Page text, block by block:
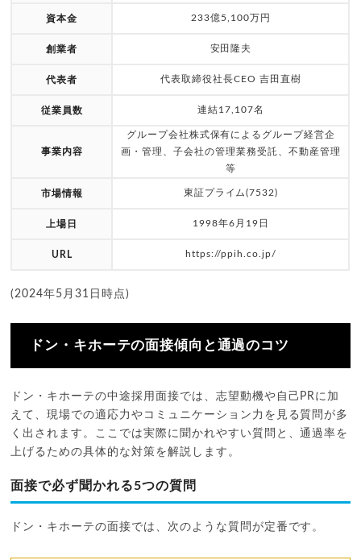
資本金 233億5,100万円
創業者 安田隆夫
代表者 代表取締役社長CEO 吉田直樹
従業員数 連結17,107名
事業内容
グループ会社株式保有によるグループ経営企
画・管理、子会社の管理業務受託、不動産管理
等
市場情報 東証プライム(7532)
上場日 1998年6月19日
URL https://ppih.co.jp/
(2024年5月31日時点)
ドン・キホーテの面接傾向と通過のコツ
ドン・キホーテの中途採用面接では、志望動機や自己PRに加
えて、現場での適応力やコミュニケーション力を見る質問が多
く出されます。ここでは実際に聞かれやすい質問と、通過率を
上げるための具体的な対策を解説します。
面接で必ず聞かれる5つの質問
ドン・キホーテの面接では、次のような質問が定番です。